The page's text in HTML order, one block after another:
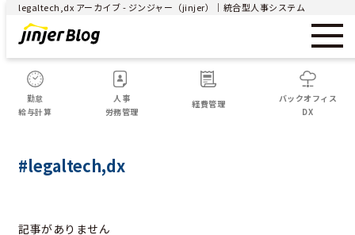
legaltech,dx アーカイブ - ジンジャー（jinjer）｜統合型人事システム
勤怠
給与計算
人事
労務管理
経費管理
バックオフィス
DX
#legaltech,dx
記事がありません